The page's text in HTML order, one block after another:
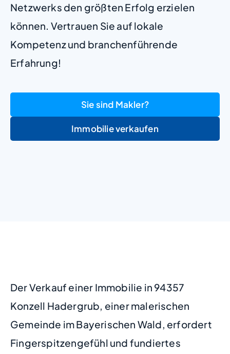
Netzwerks den größten Erfolg erzielen
können. Vertrauen Sie auf lokale
Kompetenz und branchenführende
Erfahrung!
Sie sind Makler?
Immobilie verkaufen
Der Verkauf einer Immobilie in 94357
Konzell Hadergrub, einer malerischen
Gemeinde im Bayerischen Wald, erfordert
Fingerspitzengefühl und fundiertes